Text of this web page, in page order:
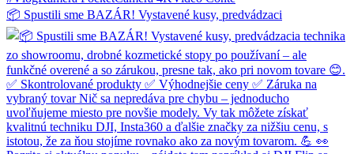
📦 Spustili sme BAZÁR! Vystavené kusy, predvádzaci